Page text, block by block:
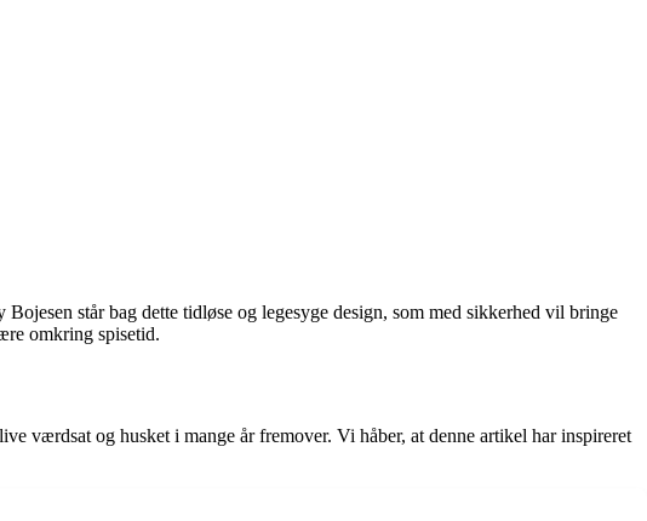
står bag dette tidløse og legesyge design, som med sikkerhed vil bringe
omkring spisetid.
værdsat og husket i mange år fremover. Vi håber, at denne artikel har inspireret